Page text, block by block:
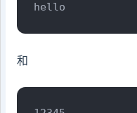
hello
和